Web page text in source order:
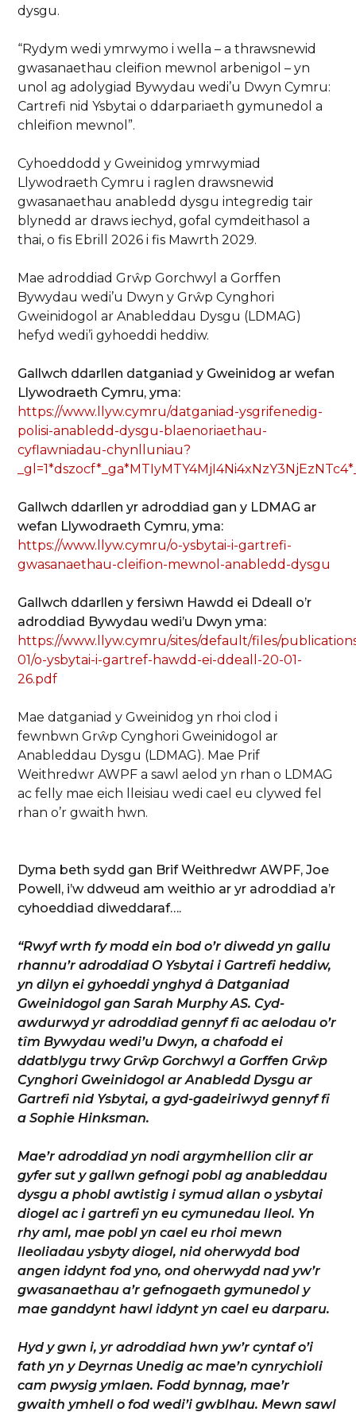
dysgu.
“Rydym wedi ymrwymo i wella – a thrawsnewid
gwasanaethau cleifion mewnol arbenigol – yn
unol ag adolygiad Bywydau wedi’u Dwyn Cymru:
Cartrefi nid Ysbytai o ddarpariaeth gymunedol a
chleifion mewnol”.
Cyhoeddodd y Gweinidog ymrwymiad
Llywodraeth Cymru i raglen drawsnewid
gwasanaethau anabledd dysgu integredig tair
blynedd ar draws iechyd, gofal cymdeithasol a
thai, o fis Ebrill 2026 i fis Mawrth 2029.
Mae adroddiad Grŵp Gorchwyl a Gorffen
Bywydau wedi’u Dwyn y Grŵp Cynghori
Gweinidogol ar Anableddau Dysgu (LDMAG)
hefyd wedi’i gyhoeddi heddiw.
Gallwch ddarllen datganiad y Gweinidog ar wefan
Llywodraeth Cymru, yma:
https://www.llyw.cymru/datganiad-ysgrifenedig-
polisi-anabledd-dysgu-blaenoriaethau-
cyflawniadau-chynlluniau?
Gallwch ddarllen yr adroddiad gan y LDMAG ar
wefan Llywodraeth Cymru, yma:
https://www.llyw.cymru/o-ysbytai-i-gartrefi-
gwasanaethau-cleifion-mewnol-anabledd-dysgu
Gallwch ddarllen y fersiwn Hawdd ei Ddeall o’r
adroddiad Bywydau wedi’u Dwyn yma:
https://www.llyw.cymru/sites/default/files/
01/o-ysbytai-i-gartref-hawdd-ei-ddeall-20-01-
26.pdf
Mae datganiad y Gweinidog yn rhoi clod i
fewnbwn Grŵp Cynghori Gweinidogol ar
Anableddau Dysgu (LDMAG). Mae Prif
Weithredwr AWPF a sawl aelod yn rhan o LDMAG
ac felly mae eich lleisiau wedi cael eu clywed fel
rhan o’r gwaith hwn.
Dyma beth sydd gan Brif Weithredwr AWPF, Joe
Powell, i’w ddweud am weithio ar yr adroddiad a’r
cyhoeddiad diweddaraf….
“Rwyf wrth fy modd ein bod o’r diwedd yn gallu
rhannu’r adroddiad O Ysbytai i Gartrefi heddiw,
yn dilyn ei gyhoeddi ynghyd â Datganiad
Gweinidogol gan Sarah Murphy AS. Cyd-
awdurwyd yr adroddiad gennyf fi ac aelodau o’r
tîm Bywydau wedi’u Dwyn, a chafodd ei
ddatblygu trwy Grŵp Gorchwyl a Gorffen Grŵp
Cynghori Gweinidogol ar Anabledd Dysgu ar
Gartrefi nid Ysbytai, a gyd-gadeiriwyd gennyf fi
a Sophie Hinksman.
Mae’r adroddiad yn nodi argymhellion clir ar
gyfer sut y gallwn gefnogi pobl ag anableddau
dysgu a phobl awtistig i symud allan o ysbytai
diogel ac i gartrefi yn eu cymunedau lleol. Yn
rhy aml, mae pobl yn cael eu rhoi mewn
lleoliadau ysbyty diogel, nid oherwydd bod
angen iddynt fod yno, ond oherwydd nad yw’r
gwasanaethau a’r gefnogaeth gymunedol y
mae ganddynt hawl iddynt yn cael eu darparu.
Hyd y gwn i, yr adroddiad hwn yw’r cyntaf o’i
fath yn y Deyrnas Unedig ac mae’n cynrychioli
cam pwysig ymlaen. Fodd bynnag, mae’r
gwaith ymhell o fod wedi’i gwblhau. Mewn sawl